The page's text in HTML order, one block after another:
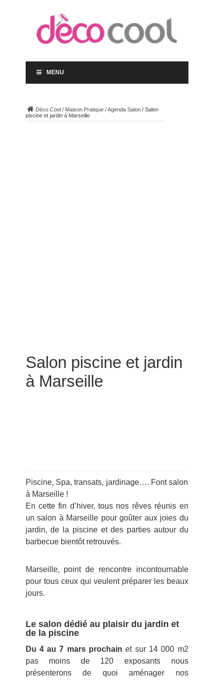
MENU
Déco Cool/ Maison Pratique/Agenda Salon/ Salon
piscine et jardin à Marseille
Salon piscine et jardin
à Marseille
Piscine, Spa, transats, jardinage…. Font salon
à Marseille !
En cette fin d’hiver, tous nos rêves réunis en
un salon à Marseille pour goûter aux joies du
jardin, de la piscine et des parties autour du
barbecue bientôt retrouvés.
Marseille, point de rencontre incontournable
pour tous ceux qui veulent préparer les beaux
jours.
Le salon dédié au plaisir du jardin et
de la piscine
Du 4 au 7 mars prochain et sur 14 000 m2
pas moins de 120 exposants nous
présenterons de quoi aménager nos